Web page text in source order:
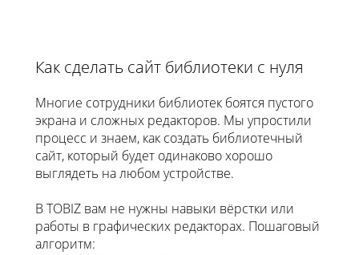
Как сделать сайт библиотеки с нуля
Многие сотрудники библиотек боятся пустого
экрана и сложных редакторов. Мы упростили
процесс и знаем, как создать библиотечный
сайт, который будет одинаково хорошо
выглядеть на любом устройстве.
В TOBIZ вам не нужны навыки вёрстки или
работы в графических редакторах. Пошаговый
алгоритм: